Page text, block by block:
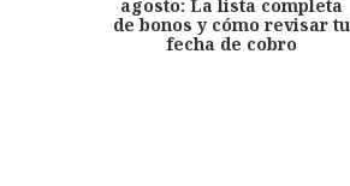
agosto: La lista completa
de bonos y cómo revisar tu
fecha de cobro